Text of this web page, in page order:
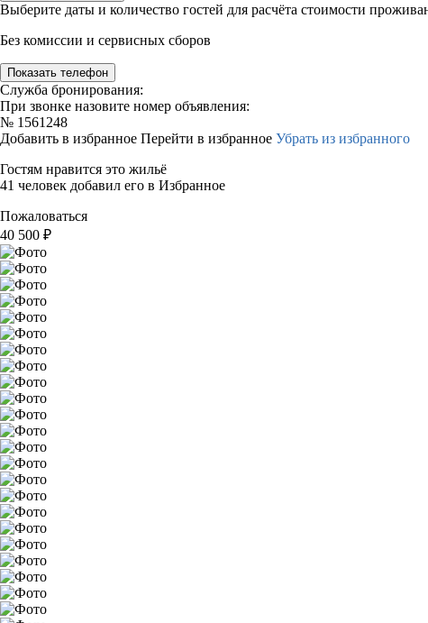
Выберите даты и количество гостей для расчёта стоимости
Без комиссии и сервисных сборов
Показать телефон
Служба бронирования:
При звонке назовите номер объявления:
№ 1561248
Добавить в избранное Перейти в избранное Убрать из избранного
Гостям нравится это жильё
41 человек добавил его в Избранное
Пожаловаться
40 500 ₽